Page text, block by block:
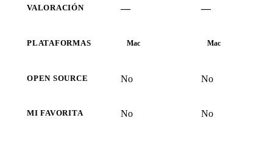
VALORACIÓN — —
PLATAFORMAS Mac Mac
OPEN SOURCE No No
MI FAVORITA No No